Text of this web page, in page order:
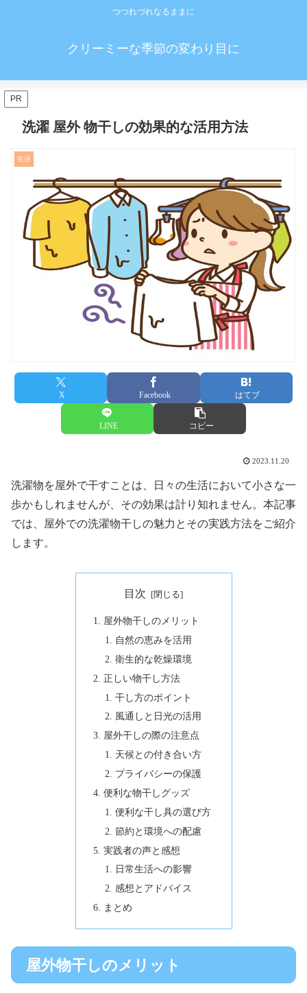
つつれづれなるままに
クリーミーな季節の変わり目に
PR
洗濯 屋外 物干しの効果的な活用方法
生活
X Facebook はてブ
LINE コピー
2023.11.20
洗濯物を屋外で干すことは、日々の生活において小さな一
歩かもしれませんが、その効果は計り知れません。本記事
では、屋外での洗濯物干しの魅力とその実践方法をご紹介
します。
目次
屋外物干しのメリット
自然の恵みを活用
衛生的な乾燥環境
正しい物干し方法
干し方のポイント
風通しと日光の活用
屋外干しの際の注意点
天候との付き合い方
プライバシーの保護
便利な物干しグッズ
便利な干し具の選び方
節約と環境への配慮
実践者の声と感想
日常生活への影響
感想とアドバイス
まとめ
屋外物干しのメリット